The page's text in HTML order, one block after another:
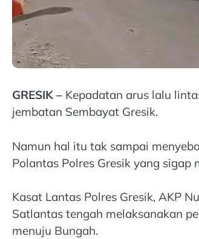
GRESIK – Kepadatan arus lalu
jembatan Sembayat Gresik.
Namun hal itu tak sampai
Polantas Polres Gresik yang
Kasat Lantas Polres Gresik, AKP
Satlantas tengah melaksanakan
menuju Bungah.